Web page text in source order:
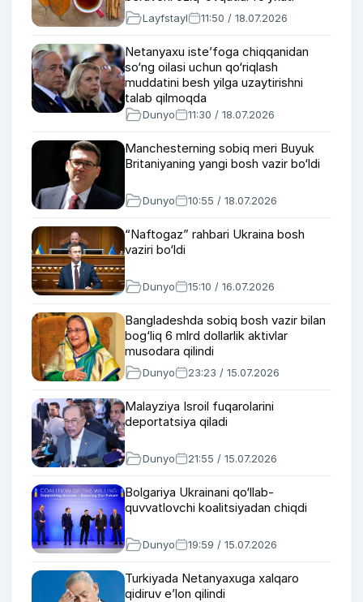
Layfstayl 11:50 / 18.07.2026
Netanyaxu iste’foga chiqqanidan
so‘ng oilasi uchun qo‘riqlash
muddatini besh yilga uzaytirishni
talab qilmoqda
Dunyo 11:30 / 18.07.2026
Manchesterning sobiq meri Buyuk
Britaniyaning yangi bosh vazir bo‘ldi
Dunyo 10:55 / 18.07.2026
“Naftogaz” rahbari Ukraina bosh
vaziri bo‘ldi
Dunyo 15:10 / 16.07.2026
Bangladeshda sobiq bosh vazir bilan
bog‘liq 6 mlrd dollarlik aktivlar
musodara qilindi
Dunyo 23:23 / 15.07.2026
Malayziya Isroil fuqarolarini
deportatsiya qiladi
Dunyo 21:55 / 15.07.2026
Bolgariya Ukrainani qo‘llab-
quvvatlovchi koalitsiyadan chiqdi
Dunyo 19:59 / 15.07.2026
Turkiyada Netanyaxuga xalqaro
qidiruv e’lon qilindi